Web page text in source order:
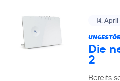
14. April
Die
2
Bereits